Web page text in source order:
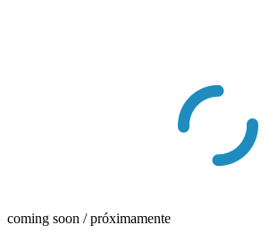
coming soon / próximamente